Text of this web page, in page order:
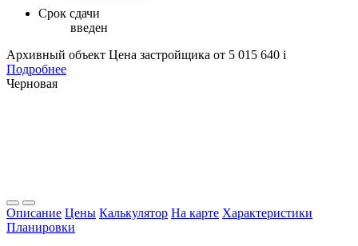
Срок сдачи
введен
Архивный объект Цена застройщика от 5 015 640 i
Подробнее
Черновая
Описание Цены Калькулятор На карте Характеристики
Планировки